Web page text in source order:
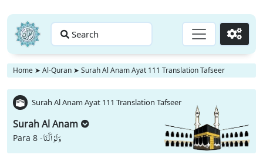
Search Go
Home ➤ Al-Quran ➤ Surah Al Anam Ayat 111 Translation Tafseer
Surah Al Anam Ayat 111 Translation Tafseer
Surah Al Anam
Para 8 -وَ لَوْ اَنَّنَا